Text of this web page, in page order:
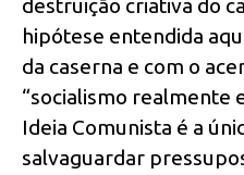
destruição criativa do
hipótese entendida
da caserna e com o
“socialismo realmente
Ideia Comunista é a
salvaguardar